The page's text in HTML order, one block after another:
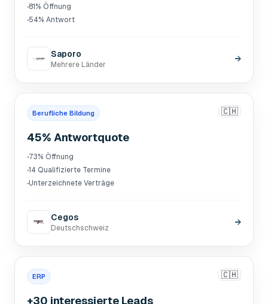
·81% Öffnung
·54% Antwort
Saporo
Mehrere Länder
→
Berufliche Bildung 🇨🇭
45% Antwortquote
·73% Öffnung
·14 Qualifizierte Termine
·Unterzeichnete Verträge
Cegos
Deutschschweiz
→
ERP 🇨🇭
+30 interessierte Leads